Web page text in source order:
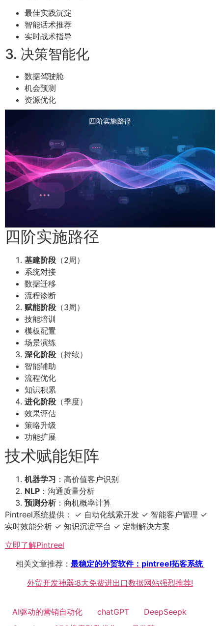
最佳实践沉淀
智能话术推荐
实时战术指导
3. 决策智能化
数据驾驶舱
机会预测
资源优化
四阶实施路径
基建阶段 （2周）
系统对接
数据迁移
流程诊断
赋能阶段 （3周）
技能培训
模板配置
场景演练
深化阶段 （持续）
智能辅助
流程优化
知识积累
进化阶段 （季度）
效果评估
策略升级
功能扩展
技术赋能矩阵
机器学习 ：高价值客户识别
NLP ：沟通质量分析
预测分析：商机概率计算
Pintreel系统提供： ✓ 自动化线索开发 ✓ 智能客户管理 ✓
实时效能分析 ✓ 知识沉淀平台 ✓ 定制解决方案
立即了解Pintreel
相关文章推荐： 最稳定的外贸软件：pintreel拓客系统
外贸开发神器:8大免费进出口数据网站强烈推荐!
AI驱动的营销自动化 chatGPT
DeepSeepk